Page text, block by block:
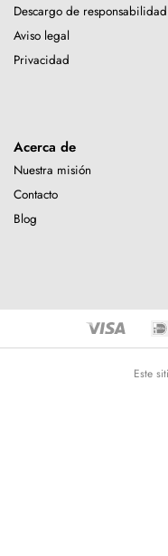
Descargo de responsabilidad
Aviso legal
Privacidad
Acerca de
Nuestra misión
Contacto
Blog
Este